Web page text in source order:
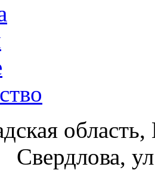
Свердлова,